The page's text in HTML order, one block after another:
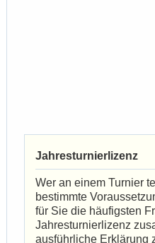
Jahresturnierlizenz
Wer an einem Turnier
bestimmte
für Sie die häufigsten
Jahresturnierlizenz
ausführliche Erklärung